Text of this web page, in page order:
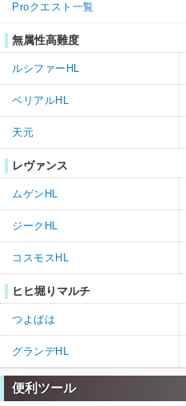
Proクエスト一覧
無属性高難度
ルシファーHL
ベリアルHL
天元
レヴァンス
ムゲンHL
ジークHL
コスモスHL
ヒヒ堀りマルチ
つよばは
グランデHL
便利ツール